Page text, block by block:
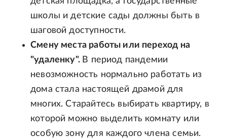
школы и детские сады должны быть в
шаговой доступности.
Смену места работы или переход на
"удаленку". В период пандемии
невозможность нормально работать из
дома стала настоящей драмой для
многих. Старайтесь выбирать квартиру, в
которой можно выделить комнату или
особую зону для каждого члена семьи.